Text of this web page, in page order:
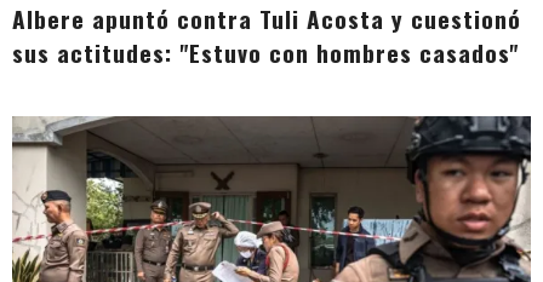
Albere apuntó contra Tuli Acosta y cuestionó
sus actitudes: "Estuvo con hombres casados"